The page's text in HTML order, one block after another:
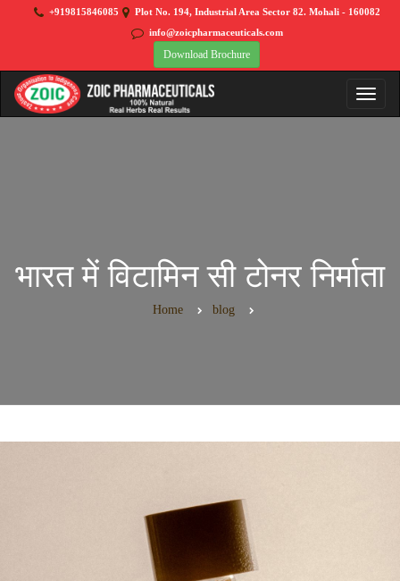
+919815846085
Plot No. 194, Industrial Area Sector 82. Mohali - 160082
info@zoicpharmaceuticals.com
Download Brochure
भारत में विटामिन सी टोनर निर्माता
Home blog